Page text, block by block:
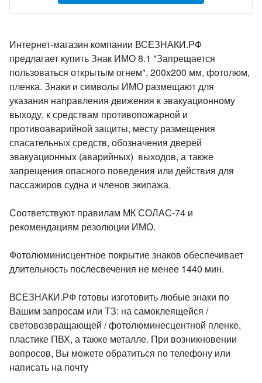
Интернет-магазин компании ВСЕЗНАКИ.РФ
предлагает купить Знак ИМО 8.1 "Запрещается
пользоваться открытым огнем", 200x200 мм, фотолюм,
пленка. Знаки и символы ИМО размещают для
указания направления движения к эвакуационному
выходу, к средствам противопожарной и
противоаварийной защиты, месту размещения
спасательных средств, обозначения дверей
эвакуационных (аварийных) выходов, а также
запрещения опасного поведения или действия для
пассажиров судна и членов экипажа.
Соответствуют правилам МК СОЛАС-74 и
рекомендациям резолюции ИМО.
Фотолюминисцентное покрытие знаков обеспечивает
длительность послесвечения не менее 1440 мин.
ВСЕЗНАКИ.РФ готовы изготовить любые знаки по
Вашим запросам или ТЗ: на самоклеящейся /
световозвращающей / фотолюминесцентной пленке,
пластике ПВХ, а также металле. При возникновении
вопросов, Вы можете обратиться по телефону или
написать на почту